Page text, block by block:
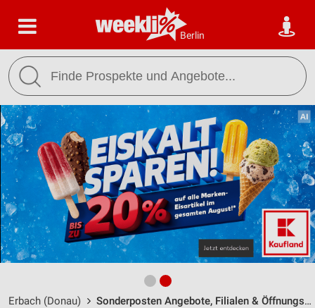
Berlin
Erbach (Donau) Sonderposten Angebote, Filialen & Öffnungszeiten